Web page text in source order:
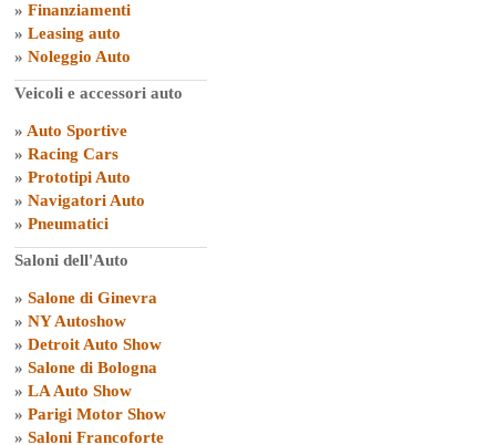
» Finanziamenti
» Leasing auto
» Noleggio Auto
Veicoli e accessori auto
» Auto Sportive
» Racing Cars
» Prototipi Auto
» Navigatori Auto
» Pneumatici
Saloni dell'Auto
» Salone di Ginevra
» NY Autoshow
» Detroit Auto Show
» Salone di Bologna
» LA Auto Show
» Parigi Motor Show
» Saloni Francoforte